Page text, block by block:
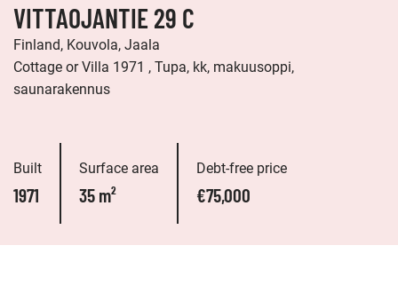
VITTAOJANTIE 29 C
Finland, Kouvola, Jaala
Cottage or Villa 1971 , Tupa, kk, makuusoppi,
saunarakennus
Built
1971
Surface area
35 m²
Debt-free price
€75,000